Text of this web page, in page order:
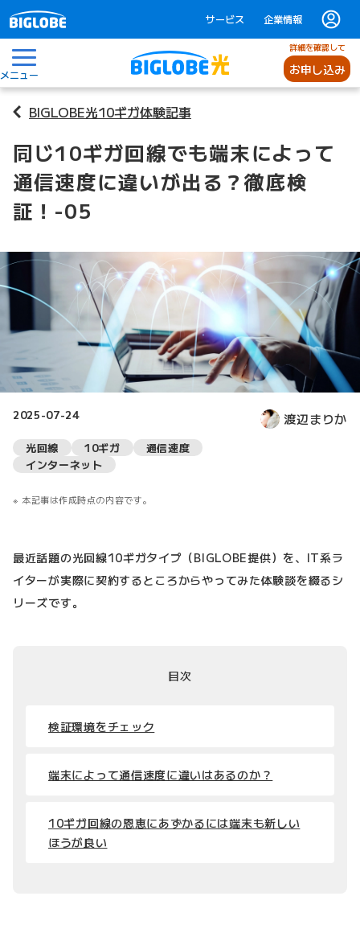
サービス 企業情報
メニュー
詳細を確認して
お申し込み
BIGLOBE光10ギガ体験記事
同じ10ギガ回線でも端末によって
通信速度に違いが出る？徹底検
証！-05
2025-07-24 渡辺まりか
光回線 10ギガ
通信速度
インターネット
本記事は作成時点の内容です。
最近話題の光回線10ギガタイプ（BIGLOBE提供）を、IT系ラ
イターが実際に契約するところからやってみた体験談を綴るシ
リーズです。
目次
検証環境をチェック
端末によって通信速度に違いはあるのか？
10ギガ回線の恩恵にあずかるには端末も新しい
ほうが良い